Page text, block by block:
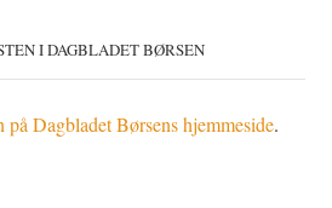
I DAGBLADET BØRSEN
Dagbladet Børsens hjemmeside.